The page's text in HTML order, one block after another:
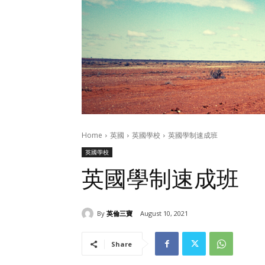
Home 英國 英國學校 英國學制速成班
英國學校
英國學制速成班
By 英倫三寶 August 10, 2021
Share